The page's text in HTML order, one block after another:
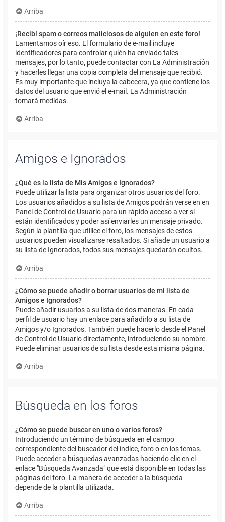
Arriba
¡Recibí spam o correos maliciosos de alguien en este foro!
Lamentamos oír eso. El formulario de e-mail incluye
identificadores para controlar quién ha enviado tales
mensajes, por lo tanto, puede contactar con La Administración
y hacerles llegar una copia completa del mensaje que recibió.
Es muy importante que incluya la cabecera, ya que contiene los
datos del usuario que envió el e-mail. La Administración
tomará medidas.
Arriba
Amigos e Ignorados
¿Qué es la lista de Mis Amigos e Ignorados?
Puede utilizar la lista para organizar otros usuarios del foro.
Los usuarios añadidos a su lista de Amigos podrán verse en en
Panel de Control de Usuario para un rápido acceso a ver si
están identificados y poder así enviarles un mensaje privado.
Según la plantilla que utilice el foro, los mensajes de estos
usuarios pueden visualizarse resaltados. Si añade un usuario a
su lista de Ignorados, todos sus mensajes quedarán ocultos.
Arriba
¿Cómo se puede añadir o borrar usuarios de mi lista de
Amigos e Ignorados?
Puede añadir usuarios a su lista de dos maneras. En cada
perfil de usuario hay un enlace para añadirlo a su lista de
Amigos y/o Ignorados. También puede hacerlo desde el Panel
de Control de Usuario directamente, introduciendo su nombre.
Puede eliminar usuarios de su lista desde esta misma página.
Arriba
Búsqueda en los foros
¿Cómo se puede buscar en uno o varios foros?
Introduciendo un término de búsqueda en el campo
correspondiente del buscador del índice, foro o en los temas.
Puede acceder a búsquedas avanzadas haciendo clic en el
enlace "Búsqueda Avanzada" que está disponible en todas las
páginas del foro. La manera de acceder a la búsqueda
depende de la plantilla utilizada.
Arriba